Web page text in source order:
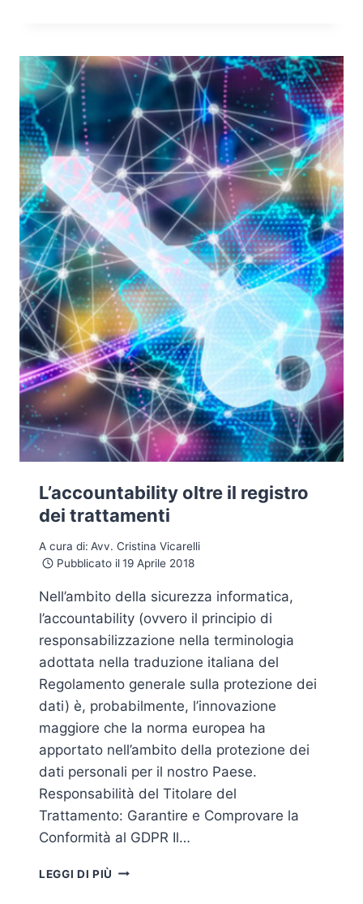
E
BY
DEFAULT
L’accountability oltre il registro
dei trattamenti
A cura di: Avv. Cristina Vicarelli
Pubblicato il 19 Aprile 2018
Nell’ambito della sicurezza informatica,
l’accountability (ovvero il principio di
responsabilizzazione nella terminologia
adottata nella traduzione italiana del
Regolamento generale sulla protezione dei
dati) è, probabilmente, l’innovazione
maggiore che la norma europea ha
apportato nell’ambito della protezione dei
dati personali per il nostro Paese.
Responsabilità del Titolare del
Trattamento: Garantire e Comprovare la
Conformità al GDPR Il…
LEGGI DI PIÙ L’ACCOUNTABILITY